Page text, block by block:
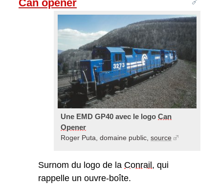
Can opener
Une EMD GP40 avec le logo Can
Opener
Roger Puta, domaine public, source
Surnom du logo de la Conrail, qui
rappelle un ouvre-boîte.